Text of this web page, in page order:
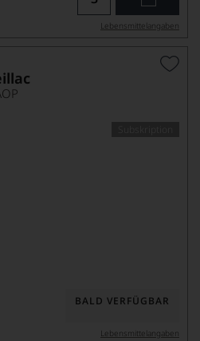
Lebensmittel­angaben
BALD VERFÜGBAR
Lebensmittel­angaben